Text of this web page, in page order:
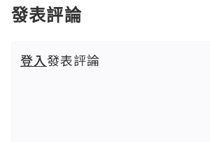
發表評論
登入發表評論